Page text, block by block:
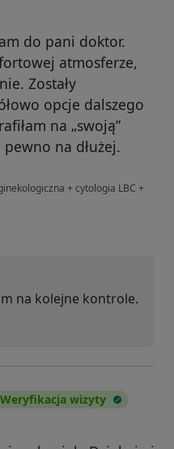
do pani doktor.
atmosferze,
Zostały
opcje dalszego
na „swoją”
na dłużej.
+ cytologia LBC +
na kolejne kontrole.
Weryfikacja wizyty